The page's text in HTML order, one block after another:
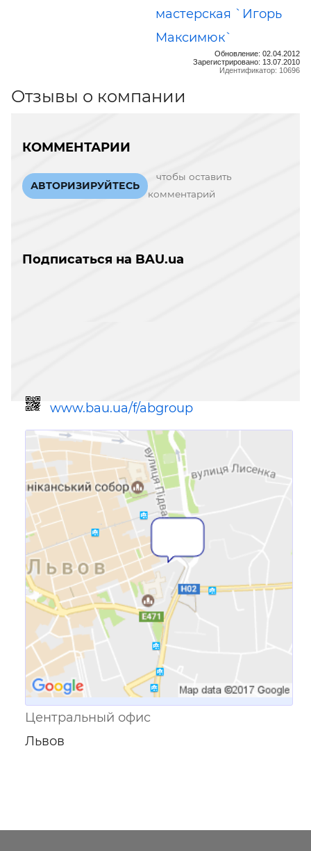
мастерская `Игорь
Максимюк`
Обновление: 02.04.2012
Зарегистрировано: 13.07.2010
Идентификатор: 10696
Отзывы о компании
КОММЕНТАРИИ
АВТОРИЗИРУЙТЕСЬ
чтобы оставить
комментарий
Подписаться на BAU.ua
www.bau.ua/f/abgroup
Ссылка для мобильных устройств
Центральный офис
Львов